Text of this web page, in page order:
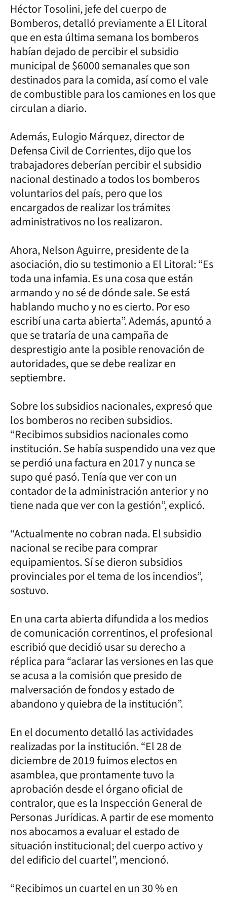
Héctor Tosolini, jefe del cuerpo de
Bomberos, detalló previamente a El Litoral
que en esta última semana los bomberos
habían dejado de percibir el subsidio
municipal de $6000 semanales que son
destinados para la comida, así como el vale
de combustible para los camiones en los que
circulan a diario.
Además, Eulogio Márquez, director de
Defensa Civil de Corrientes, dijo que los
trabajadores deberían percibir el subsidio
nacional destinado a todos los bomberos
voluntarios del país, pero que los
encargados de realizar los trámites
administrativos no los realizaron.
Ahora, Nelson Aguirre, presidente de la
asociación, dio su testimonio a El Litoral: “Es
toda una infamia. Es una cosa que están
armando y no sé de dónde sale. Se está
hablando mucho y no es cierto. Por eso
escribí una carta abierta”. Además, apuntó a
que se trataría de una campaña de
desprestigio ante la posible renovación de
autoridades, que se debe realizar en
septiembre.
Sobre los subsidios nacionales, expresó que
los bomberos no reciben subsidios.
“Recibimos subsidios nacionales como
institución. Se había suspendido una vez que
se perdió una factura en 2017 y nunca se
supo qué pasó. Tenía que ver con un
contador de la administración anterior y no
tiene nada que ver con la gestión”, explicó.
“Actualmente no cobran nada. El subsidio
nacional se recibe para comprar
equipamientos. Sí se dieron subsidios
provinciales por el tema de los incendios”,
sostuvo.
En una carta abierta difundida a los medios
de comunicación correntinos, el profesional
escribió que decidió usar su derecho a
réplica para “aclarar las versiones en las que
se acusa a la comisión que presido de
malversación de fondos y estado de
abandono y quiebra de la institución”.
En el documento detalló las actividades
realizadas por la institución. “El 28 de
diciembre de 2019 fuimos electos en
asamblea, que prontamente tuvo la
aprobación desde el órgano oficial de
contralor, que es la Inspección General de
Personas Jurídicas. A partir de ese momento
nos abocamos a evaluar el estado de
situación institucional; del cuerpo activo y
del edificio del cuartel”, mencionó.
“Recibimos un cuartel en un 30 % en